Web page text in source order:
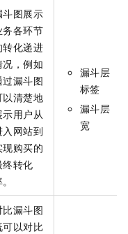
斗图展示
务各环节
转化递进
况，例如
过漏斗图
以清楚地
示用户从
入网站到
现购买的
终转化
漏斗层
标签
漏斗层
宽
比漏斗图
可以对比